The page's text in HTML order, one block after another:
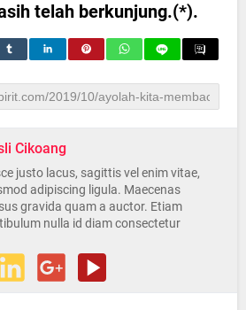
telah berkunjung.(*).
Cikoang
justo lacus, sagittis vel enim vitae,
adipiscing ligula. Maecenas
gravida quam a auctor. Etiam
nulla id diam consectetur